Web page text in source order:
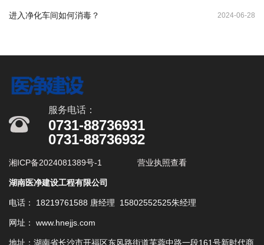
2024-06-28
进入净化车间如何消毒？
服务电话：
0731-88736931
0731-88736932
湘ICP备2024081389号-1 营业执照查看
湖南医净建设工程有限公司
电话： 18219761588 唐经理 15802552525朱经理
网址： www.hnejjs.com
地址：湖南省长沙市开福区东风路街道芙蓉中路一段161号新时代商